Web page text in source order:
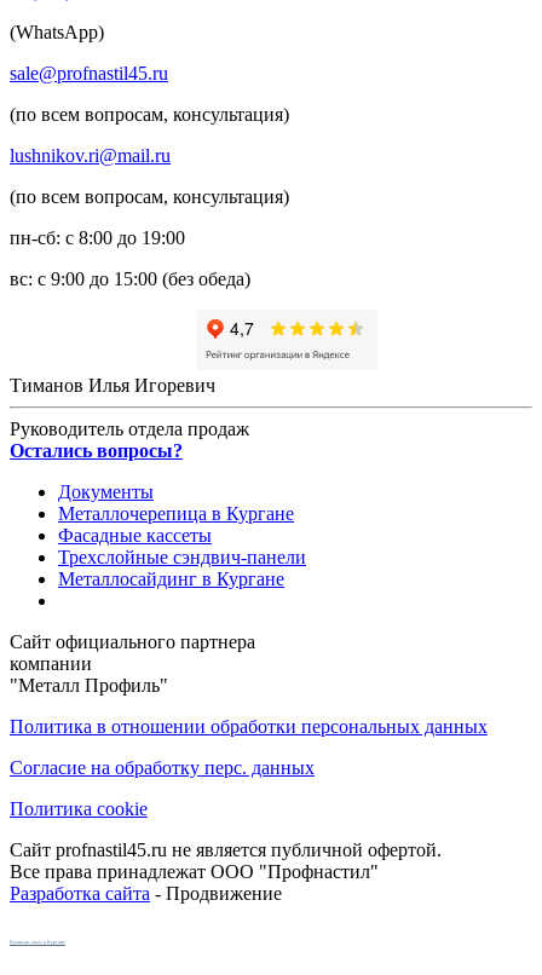
(WhatsApp)
sale@profnastil45.ru
(по всем вопросам, консультация)
lushnikov.ri@mail.ru
(по всем вопросам, консультация)
пн-сб: с 8:00 до 19:00
вс: с 9:00 до 15:00 (без обеда)
Тиманов Илья Игоревич
Руководитель отдела продаж
Остались вопросы?
Документы
Металлочерепица в Кургане
Фасадные кассеты
Трехслойные сэндвич-панели
Металлосайдинг в Кургане
Сайт официального партнера
компании
"Металл Профиль"
Политика в отношении обработки персональных данных
Согласие на обработку перс. данных
Политика cookie
Сайт profnastil45.ru не является публичной офертой.
Все права принадлежат ООО "Профнастил"
Разработка сайта - Продвижение
Кухни на заказ в Кургане